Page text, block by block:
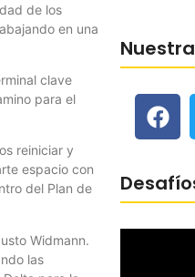
de los
en una
clave
para el
reiniciar y
espacio con
del Plan de
Widmann.
las